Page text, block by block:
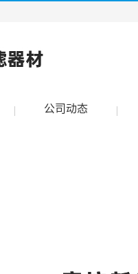
公司动态